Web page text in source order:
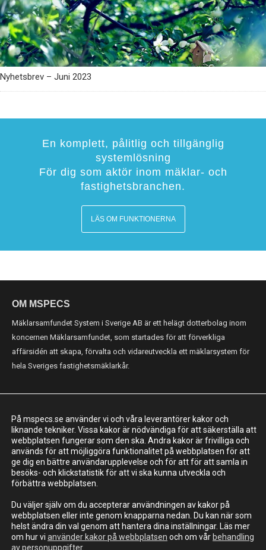
Nyhetsbrev – Juni 2023
En komplett, pålitlig och tillgänglig
systemlösning
För dig som aktör inom mäklar- och
fastighetsbranchen.
LÄS OM FUNKTIONERNA
OM MSPECS
Mäklarsamfundet System i Sverige AB är ett helägt dotterbolag inom
koncernen Mäklarsamfundet, som startades för att förverkliga
affärsidén att skapa, förvalta och vidareutveckla ett mäklarsystem för
hela Sveriges fastighetsmäklarkår.
Mäklarsamfundet System i Sverige AB
Adress: Luntmakargatan 26, 111 37 Stockholm
010-221 61 00
support@mspecs.se
På mspecs.se använder vi och våra leverantörer kakor och
liknande tekniker. Vissa kakor är nödvändiga för att säkerställa att
webbplatsen fungerar som den ska. Andra kakor är frivilliga och
används för att möjliggöra funktionalitet på webbplatsen för att
ge dig en bättre användarupplevelse och för att för att samla in
besöks- och klickstatistik för att vi ska kunna utveckla och
förbättra webbplatsen.
Du väljer själv om du accepterar användningen av kakor på
webbplatsen eller inte genom knapparna nedan. Du kan när som
helst ändra din val genom att hantera dina inställningar. Läs mer
om hur vi använder kakor på webbplatsen och om vår behandling
av personuppgifter.